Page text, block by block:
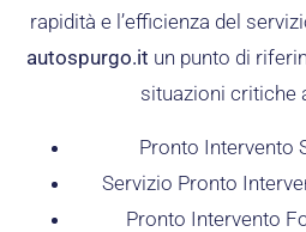
rapidità e l’efficienza del
autospurgo.it un punto di
situazioni critiche
Pronto Intervento
Servizio Pronto
Pronto Intervento